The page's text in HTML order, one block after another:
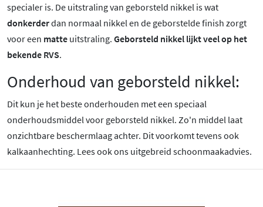
specialer is. De uitstraling van geborsteld nikkel is wat
donkerderdan normaal nikkel en de geborstelde finish zorgt
voor een matte uitstraling. Geborsteld nikkel lijkt veel op het
bekende RVS.
Onderhoud van geborsteld nikkel:
Dit kun je het beste onderhouden met een speciaal
onderhoudsmiddel voor geborsteld nikkel. Zo'n middel laat
onzichtbare beschermlaag achter. Dit voorkomt tevens ook
kalkaanhechting. Lees ook ons uitgebreid schoonmaakadvies.